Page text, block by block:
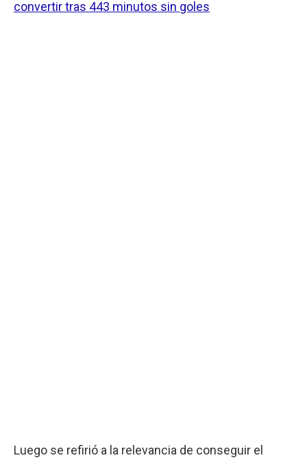
convertir tras 443 minutos sin goles
Luego se refirió a la relevancia de conseguir el